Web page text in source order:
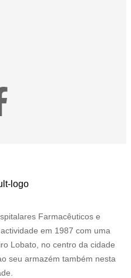
Farmacêuticos e
em 1987 com uma
Lobato, no centro da cidade
seu armazém também nesta